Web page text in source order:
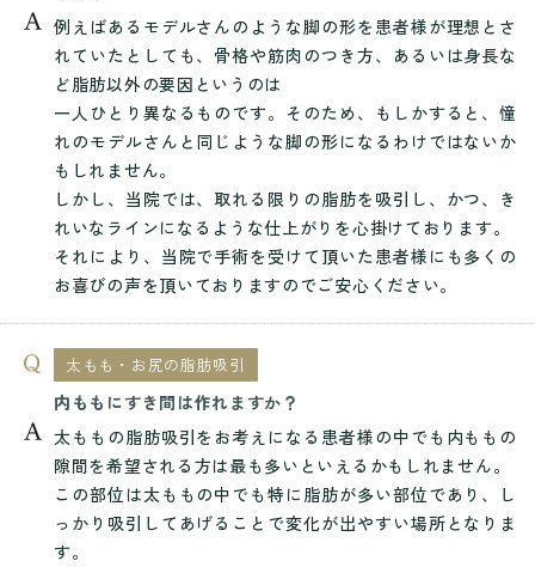
例えばあるモデルさんのような脚の形を患者様が理想とさ
れていたとしても、骨格や筋肉のつき方、あるいは身長な
ど脂肪以外の要因というのは
一人ひとり異なるものです。そのため、もしかすると、憧
れのモデルさんと同じような脚の形になるわけではないか
もしれません。
しかし、当院では、取れる限りの脂肪を吸引し、かつ、き
れいなラインになるような仕上がりを心掛けております。
それにより、当院で手術を受けて頂いた患者様にも多くの
お喜びの声を頂いておりますのでご安心ください。
太もも・お尻の脂肪吸引
内ももにすき間は作れますか？
太ももの脂肪吸引をお考えになる患者様の中でも内ももの
隙間を希望される方は最も多いといえるかもしれません。
この部位は太ももの中でも特に脂肪が多い部位であり、し
っかり吸引してあげることで変化が出やすい場所となりま
す。